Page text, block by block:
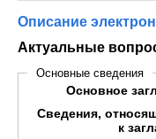
Описание
Актуальные
Основные сведения
Основное
Сведения,
к